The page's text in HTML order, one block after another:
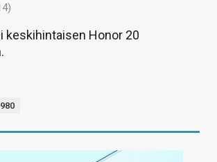
keskihintaisen Honor 20